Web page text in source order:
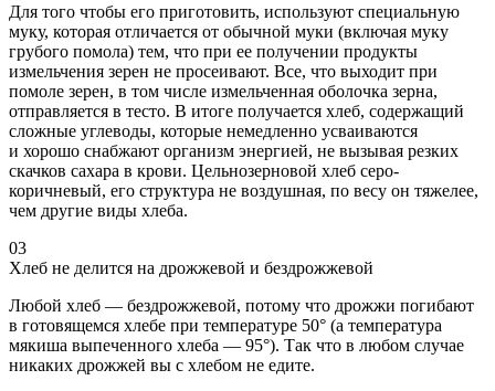
Для того чтобы его приготовить, используют специальную
муку, которая отличается от обычной муки (включая муку
грубого помола) тем, что при ее получении продукты
измельчения зерен не просеивают. Все, что выходит при
помоле зерен, в том числе измельченная оболочка зерна,
отправляется в тесто. В итоге получается хлеб, содержащий
сложные углеводы, которые немедленно усваиваются
и хорошо снабжают организм энергией, не вызывая резких
скачков сахара в крови. Цельнозерновой хлеб серо-
коричневый, его структура не воздушная, по весу он тяжелее,
чем другие виды хлеба.
03
Хлеб не делится на дрожжевой и бездрожжевой
Любой хлеб — бездрожжевой, потому что дрожжи погибают
в готовящемся хлебе при температуре 50° (а температура
мякиша выпеченного хлеба — 95°). Так что в любом случае
никаких дрожжей вы с хлебом не едите.